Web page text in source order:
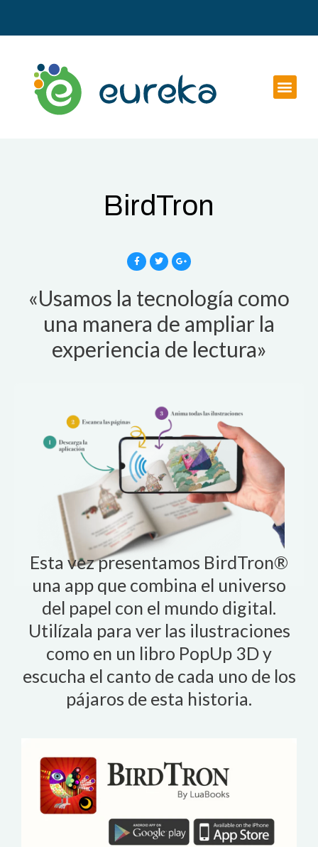
BirdTron
«Usamos la tecnología como
una manera de ampliar la
experiencia de lectura»
Esta vez presentamos BirdTron®
una app que combina el universo
del papel con el mundo digital.
Utilízala para ver las ilustraciones
como en un libro PopUp 3D y
escucha el canto de cada uno de los
pájaros de esta historia.